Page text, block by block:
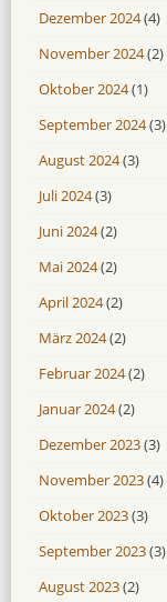
Dezember 2024(4)
November 2024(2)
Oktober 2024(1)
September 2024(3)
August 2024(3)
Juli 2024(3)
Juni 2024(2)
Mai 2024(2)
April 2024(2)
März 2024(2)
Februar 2024(2)
Januar 2024(2)
Dezember 2023(3)
November 2023(4)
Oktober 2023(3)
September 2023(3)
August 2023(2)